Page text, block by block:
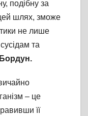
подібну за
шлях, зможе
не лише
та
– це
її